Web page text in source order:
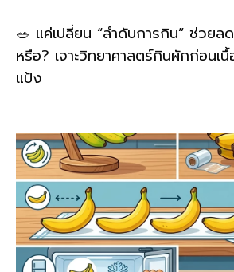
🥗 แค่เปลี่ยน “ลำดับการกิน” ช่วยล
หรือ? เจาะวิทยาศาสตร์กินผักก่อนเ
แป้ง